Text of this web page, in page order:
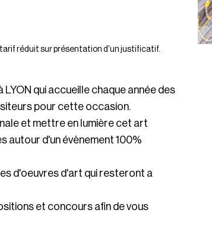
réduit sur présentation d'un justificatif.
qui accueille chaque année des
pour cette occasion.
et mettre en lumière cet art
autour d'un évènement 100%
d'oeuvres d'art qui resteront a
et concours afin de vous